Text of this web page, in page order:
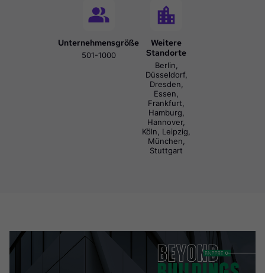
Unternehmensgröße
501-1000
Weitere
Standorte
Berlin,
Düsseldorf,
Dresden,
Essen,
Frankfurt,
Hamburg,
Hannover,
Köln, Leipzig,
München,
Stuttgart